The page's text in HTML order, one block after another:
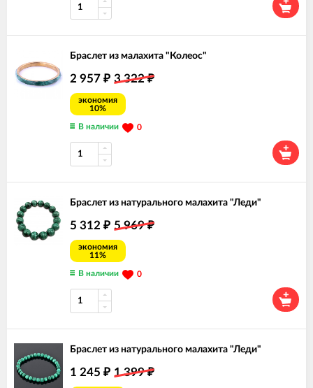
Браслет из малахита "Колеос"
2 957 ₽ 3 322₽
экономия
10%
В наличии 0
Браслет из натурального малахита "Леди"
5 312 ₽ 5 969₽
экономия
11%
В наличии 0
Браслет из натурального малахита "Леди"
1 245 ₽ 1 399₽